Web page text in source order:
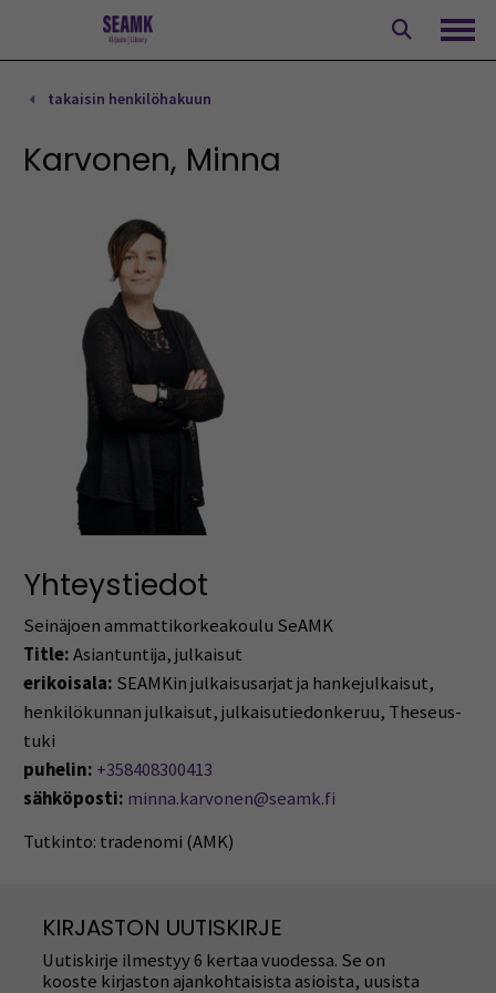
takaisin henkilöhakuun
Karvonen, Minna
Yhteystiedot
Seinäjoen ammattikorkeakoulu SeAMK
Title:Asiantuntija, julkaisut
erikoisala: SEAMKin julkaisusarjat ja hankejulkaisut,
henkilökunnan julkaisut, julkaisutiedonkeruu, Theseus-
tuki
puhelin: +358408300413
sähköposti: minna.karvonen@seamk.fi
Tutkinto: tradenomi (AMK)
KIRJASTON UUTISKIRJE
Uutiskirje ilmestyy 6 kertaa vuodessa. Se on
kooste kirjaston ajankohtaisista asioista, uusista